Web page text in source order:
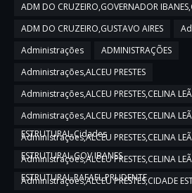
ADM DO CRUZEIRO,GOVERNADOR
ADM DO CRUZEIRO,GUSTAVO AIRES
Administrações
ADMINISTRAÇÕES
Administrações,ALCEU PRESTES
Administrações,ALCEU PRESTES,CELINA
Administrações,ALCEU PRESTES,CELINA
ESTRUTURAL,Cidades
Administrações,ALCEU PRESTES,CELINA
ESTRUTURAL,GOV IBANES
Administrações,ALCEU PRESTES,CELINA
ESTRUTURAL,RAFAEL PRUDENTE
Administrações,ALCEU PRESTES,CIDADE